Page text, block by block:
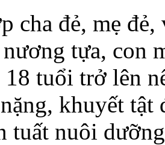
cha đẻ, mẹ
tựa, con
18 tuổi trở lên
khuyết tật
tuất nuôi